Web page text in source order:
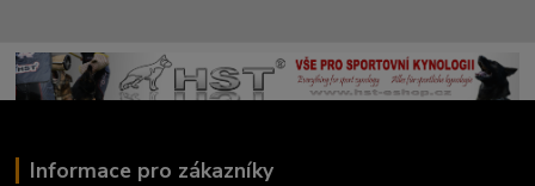
Informace pro zákazníky